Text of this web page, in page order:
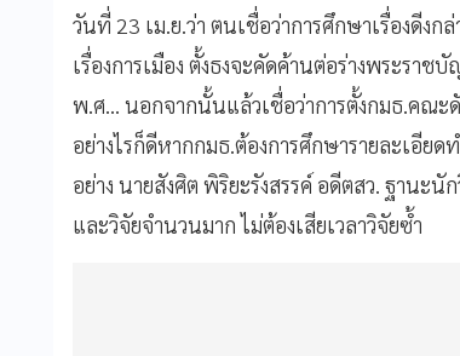
วันที่ 23 เม.ย.ว่า ตนเชื่อว่าการศึกษาเรื่องดีง
เรื่องการเมือง ตั้งธงจะคัดค้านต่อร่างพระรา
พ.ศ... นอกจากนั้นแล้วเชื่อว่าการตั้งกมธ.คณะ
อย่างไรก็ดีหากกมธ.ต้องการศึกษารายละเอี
อย่าง นายสังศิต พิริยะรังสรรค์ อดีตสว. ฐานะ
และวิจัยจำนวนมาก ไม่ต้องเสียเวลาวิจัยซ้ำ